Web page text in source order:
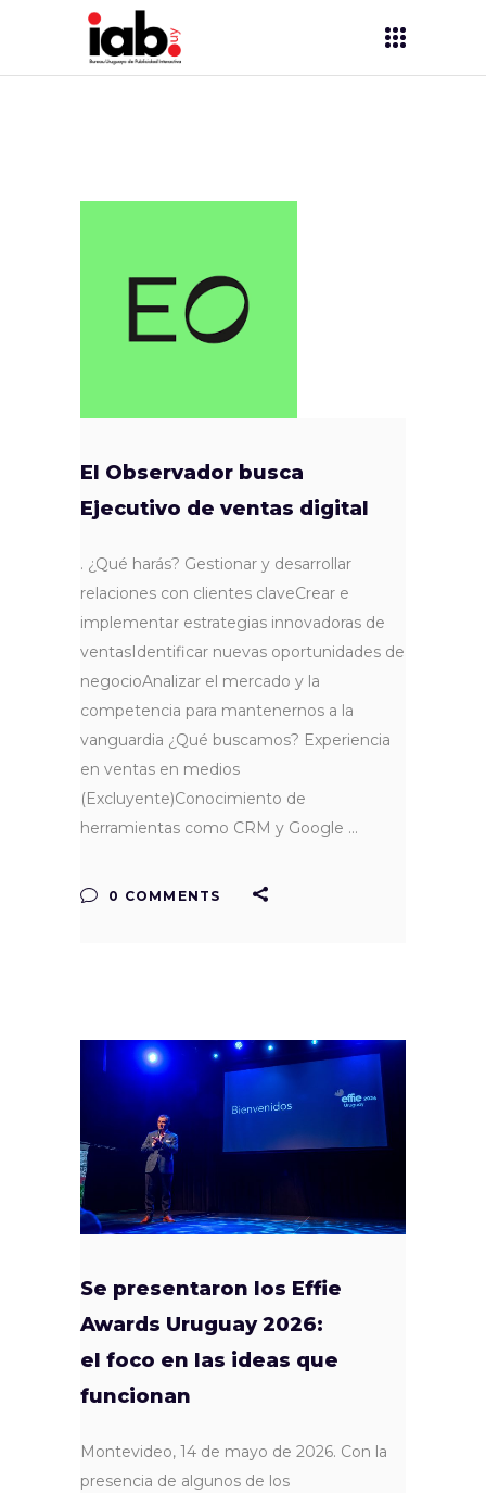
El Observador busca
Ejecutivo de ventas digital
. ¿Qué harás? Gestionar y desarrollar
relaciones con clientes claveCrear e
implementar estrategias innovadoras de
ventasIdentificar nuevas oportunidades de
negocioAnalizar el mercado y la
competencia para mantenernos a la
vanguardia ¿Qué buscamos? Experiencia
en ventas en medios
(Excluyente)Conocimiento de
herramientas como CRM y Google
0 COMMENTS
Se presentaron los Effie
Awards Uruguay 2026:
el foco en las ideas que
funcionan
Montevideo, 14 de mayo de 2026. Con la
presencia de algunos de los